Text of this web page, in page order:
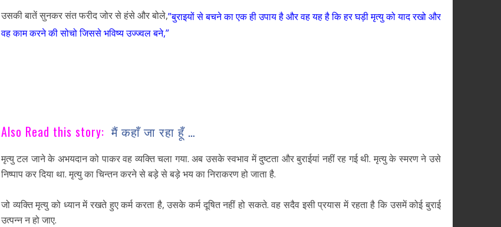
उसकी बातें सुनकर संत फरीद जोर से हंसे और बोले,”बुराइयों से बचने का एक ही उपाय है और वह यह है कि हर घड़ी मृत्यु को याद रखो और
वह काम करने की सोचो जिससे भविष्य उज्ज्वल बने,”
Also Read this story:मैं कहाँ जा रहा हूँ …
मृत्यु टल जाने के अभयदान को पाकर वह व्यक्ति चला गया. अब उसके स्वभाव में दुष्टता और बुराईयां नहीं रह गई थी. मृत्यु के स्मरण ने उसे
निष्पाप कर दिया था. मृत्यु का चिन्तन करने से बड़े से बड़े भय का निराकरण हो जाता है.
जो व्यक्ति मृत्यु को ध्यान में रखते हुए कर्म करता है, उसके कर्म दूषित नहीं हो सकते. वह सदैव इसी प्रयास में रहता है कि उसमें कोई बुराई
उत्पन्न न हो जाए.